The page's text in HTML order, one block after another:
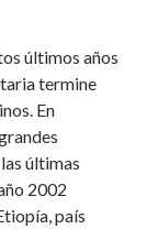
últimos años
termine
En
últimas
2002
país